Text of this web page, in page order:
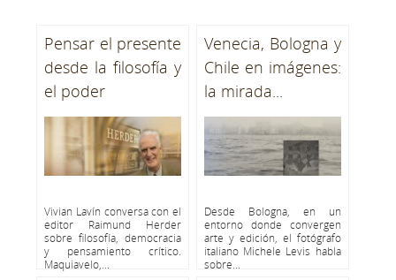
Pensar el presente
desde la filosofía y
el poder
Vivian Lavín conversa con el
editor Raimund Herder
sobre filosofía, democracia
y pensamiento crítico.
Maquiavelo,...
Venecia, Bologna y
Chile en imágenes:
la mirada...
Desde Bologna, en un
entorno donde convergen
arte y edición, el fotógrafo
italiano Michele Levis habla
sobre...